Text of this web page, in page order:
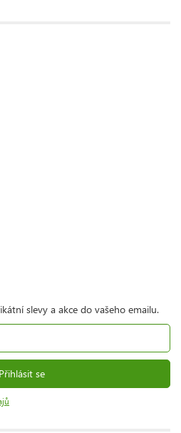
slevy a akce do vašeho emailu.
Přihlásit se